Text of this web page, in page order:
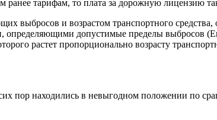
тарифам, то плата за дорожную лицензию
выбросов и возрастом транспортного средства,
определяющими допустимые пределы выбросов
растет пропорционально возрасту
пор находились в невыгодном положении по